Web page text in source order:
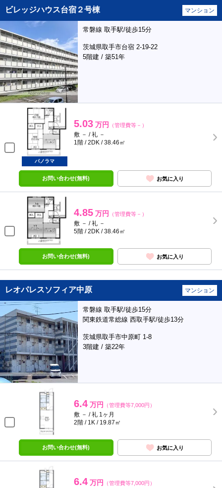
ビレッジハウス台宿２号棟 マンション
常磐線 取手駅/徒歩15分
茨城県取手市台宿 2-19-22
5階建 / 築51年
5.03 万円 （管理費等－）
敷 － / 礼 －
1階 / 2DK / 38.46㎡
パノラマ
お問い合わせ(無料) お気に入り
4.85 万円 （管理費等－）
敷 － / 礼 －
5階 / 2DK / 38.46㎡
お問い合わせ(無料) お気に入り
レオパレスソフィア中原 マンション
常磐線 取手駅/徒歩15分
関東鉄道常総線 西取手駅/徒歩13分
茨城県取手市中原町 1-8
3階建 / 築22年
6.4 万円 （管理費等7,000円）
敷 － / 礼 1ヶ月
2階 / 1K / 19.87㎡
お問い合わせ(無料) お気に入り
6.4 万円 （管理費等7,000円）